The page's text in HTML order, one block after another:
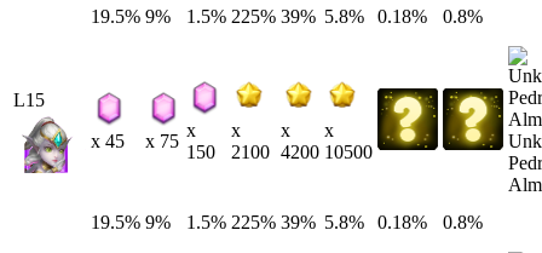
19.5% 9% 1.5% 225% 39% 5.8% 0.18% 0.8%
L15
x 45 x 75
x
150
x
2100
x
4200
x
10500
19.5% 9% 1.5% 225% 39% 5.8% 0.18% 0.8%